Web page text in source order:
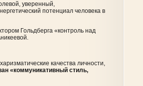
уверенный,
потенциал человека в
Гольдберга «контроль над
качества личности,
«коммуникативный стиль,